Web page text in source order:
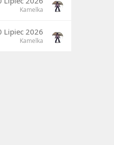
Kamelka
Lipiec 2026
Kamelka